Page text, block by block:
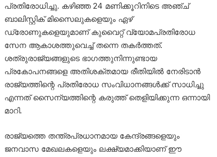
പ്രതിരോധിച്ചു. കഴിഞ്ഞ 24 മണിക്കൂറിനിടെ അഞ്ച്
ബാലിസ്റ്റിക് മിസൈലുകളെയും ഏഴ്
ഡ്രോണുകളെയുമാണ് കുവൈറ്റ് വ്യോമപ്രതിരോധ
സേന ആകാശത്തുവെച്ച് തന്നെ തകർത്തത്.
ശത്രുരാജ്യങ്ങളുടെ ഭാഗത്തുനിന്നുണ്ടായ
പ്രകോപനങ്ങളെ അതിശക്തമായ രീതിയിൽ നേരിടാൻ
രാജ്യത്തിന്റെ പ്രതിരോധ സംവിധാനങ്ങൾക്ക് സാധിച്ചു
എന്നത് സൈന്യത്തിന്റെ കരുത്ത് തെളിയിക്കുന്ന ഒന്നായി
മാറി.
രാജ്യത്തെ തന്ത്രപ്രധാനമായ കേന്ദ്രങ്ങളെയും
ജനവാസ മേഖലകളെയും ലക്ഷ്യമാക്കിയാണ് ഈ